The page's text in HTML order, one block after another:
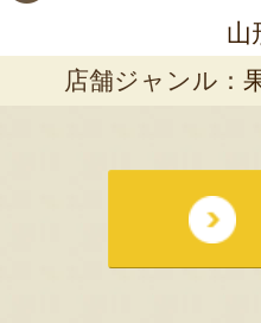
山
店舗ジャンル：